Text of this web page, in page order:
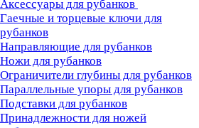
Аксессуары для рубанков
Гаечные и торцевые ключи для
рубанков
Направляющие для рубанков
Ножи для рубанков
Ограничители глубины для рубанков
Параллельные упоры для рубанков
Подставки для рубанков
Принадлежности для ножей